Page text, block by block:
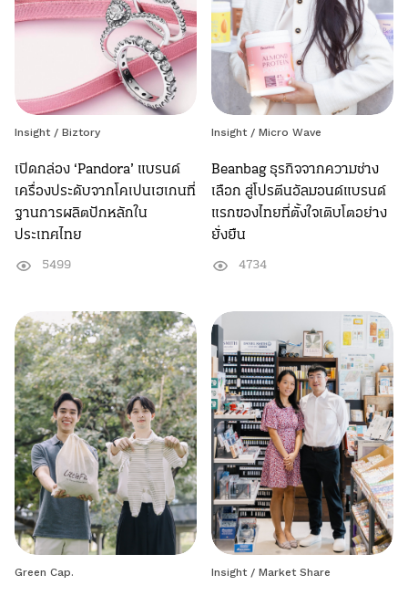
Insight / Biztory
เปิดกล่อง ‘Pandora’ แบรนด์
เครื่องประดับจากโคเปนเฮเกนที่
ฐานการผลิตปักหลักใน
ประเทศไทย
5499
Insight / Micro Wave
Beanbag ธุรกิจจากความช่าง
เลือก สู่โปรตีนอัลมอนด์แบรนด์
แรกของไทยที่ตั้งใจเติบโตอย่าง
ยั่งยืน
4734
Green Cap. Insight / Market Share